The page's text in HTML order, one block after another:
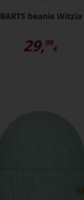
BARTS beanie Witzia
29,99
€